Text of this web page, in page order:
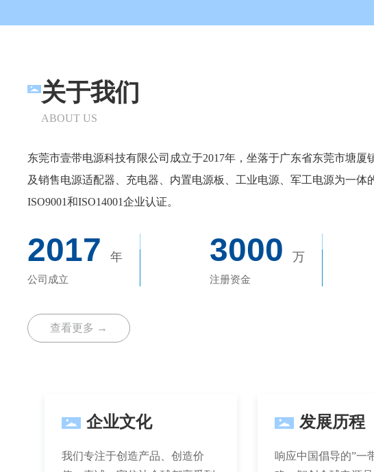
关于我们
ABOUT US
东莞市壹带电源科技有限公司成立于2017年，坐落于广东省东莞市塘
及销售电源适配器、充电器、内置电源板、工业电源、军工电源为一
ISO9001和ISO14001企业认证。
2017 年
公司成立
3000 万
注册资金
查看更多 →
企业文化
我们专注于创造产品、创造价
发展历程
响应中国倡导的”一